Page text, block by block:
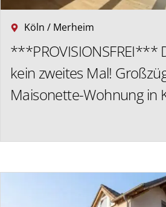
Köln / Merheim
***PROVISIONSFREI***
kein zweites Mal!
Maisonette-Wohnung in